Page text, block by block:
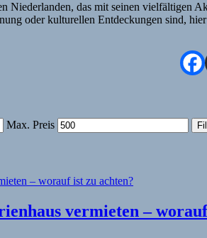
Niederlanden, das mit seinen
oder kulturellen Entdeckungen sind,
Max. Preis
vermieten –